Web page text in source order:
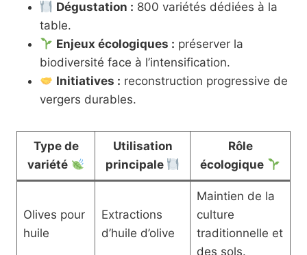
Dégustation : 800 variétés dédiées à la
table.
Enjeux écologiques : préserver la
biodiversité face à l’intensification.
Initiatives : reconstruction progressive de
vergers durables.
Type de
variété
Utilisation
principale
Rôle
écologique
Olives pour
huile
Extractions
d’huile d’olive
Maintien de la
culture
traditionnelle et
des sols.